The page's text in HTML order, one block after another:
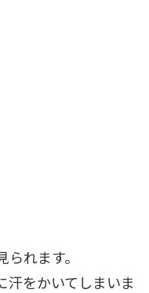
れます。
汗をかいてしまいま